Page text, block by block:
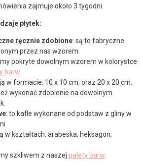
zajmuje około 3 tygodni.
płytek:
ręcznie zdobione: są to fabryczne
przez nas wzorem.
pokryte dowolnym wzorem w kolorystce
barw
w formacie: 10 x 10 cm, oraz 20 x 20 cm.
wykonać zdobienie na dowolnym
: to kafle wykonane od podstaw z gliny w
w kształtach: arabeska, heksagon,
szkliwem z naszej palety barw